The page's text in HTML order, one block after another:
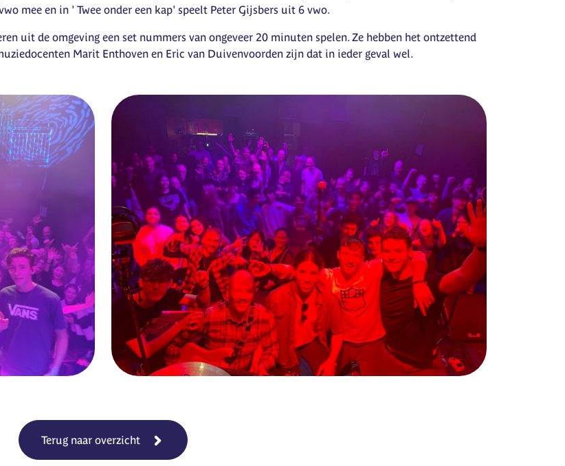
mee en in ' Twee onder een kap' speelt Peter Gijsbers uit 6 vwo.
uit de omgeving een set nummers van ongeveer 20 minuten spelen. Ze hebben het ontzettend
Marit Enthoven en Eric van Duivenvoorden zijn dat in ieder geval wel.
Terug naar overzicht